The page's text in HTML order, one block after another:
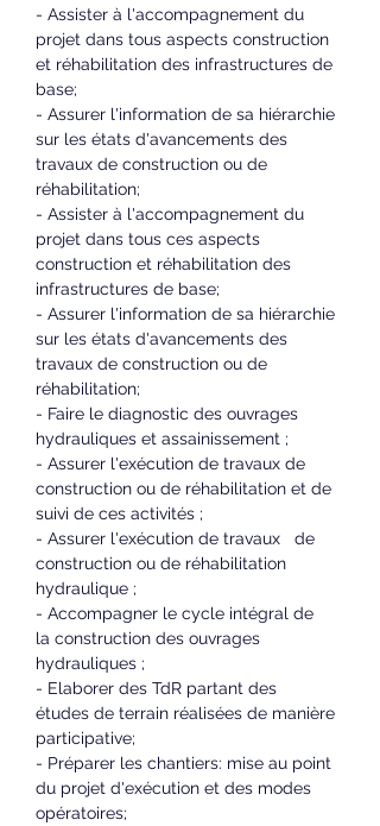
- Assister à l'accompagnement du
projet dans tous aspects construction
et réhabilitation des infrastructures de
base;
- Assurer l'information de sa hiérarchie
sur les états d'avancements des
travaux de construction ou de
réhabilitation;
- Assister à l'accompagnement du
projet dans tous ces aspects
construction et réhabilitation des
infrastructures de base;
- Assurer l'information de sa hiérarchie
sur les états d'avancements des
travaux de construction ou de
réhabilitation;
- Faire le diagnostic des ouvrages
hydrauliques et assainissement ;
- Assurer l'exécution de travaux de
construction ou de réhabilitation et de
suivi de ces activités ;
- Assurer l'exécution de travaux   de
construction ou de réhabilitation
hydraulique ;
- Accompagner le cycle intégral de
la construction des ouvrages
hydrauliques ;
- Elaborer des TdR partant des
études de terrain réalisées de manière
participative;
- Préparer les chantiers: mise au point
du projet d'exécution et des modes
opératoires;